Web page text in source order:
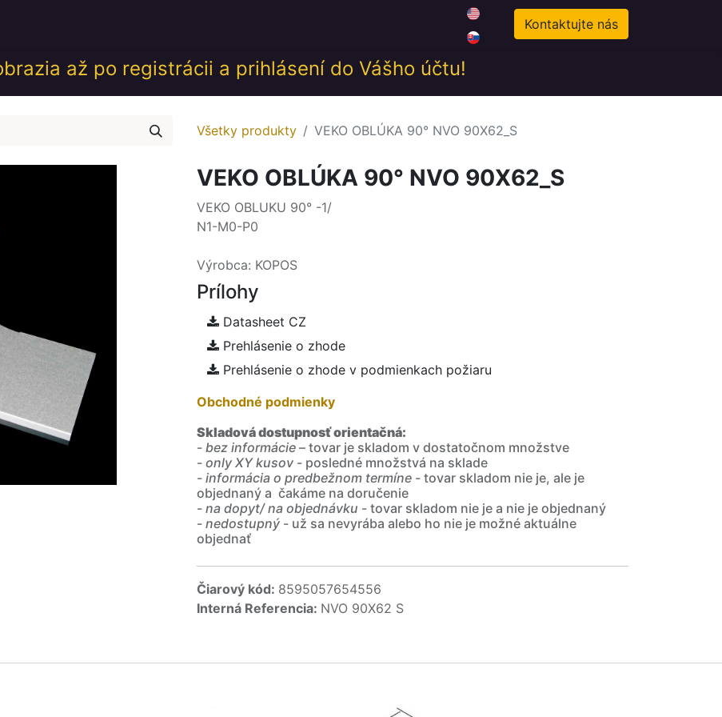
Novinky 0
Kontaktujte nás
až po registrácii a prihlásení do Vášho účtu!
Všetky produkty VEKO OBLÚKA 90° NVO 90X62_S
VEKO OBLÚKA 90° NVO 90X62_S
VEKO OBLUKU 90° -1/
N1-M0-P0
Výrobca: KOPOS
Prílohy
Datasheet CZ
Prehlásenie o zhode
Prehlásenie o zhode v podmienkach požiaru
Obchodné podmienky
Skladová dostupnosť orientačná:
- bez informácie – tovar je skladom v dostatočnom množstve
- only XY kusov - posledné množstvá na sklade
- informácia o predbežnom termíne - tovar skladom nie je, ale je
objednaný a čakáme na doručenie
- na dopyt/ na objednávku - tovar skladom nie je a nie je objednaný
- nedostupný - už sa nevyrába alebo ho nie je možné aktuálne
objednať
Čiarový kód: 8595057654556
Interná Referencia: NVO 90X62 S